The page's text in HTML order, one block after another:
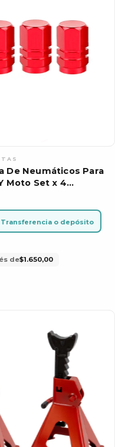
De Neumáticos Para
Moto Set x 4
Transferencia o depósito
de$1.650,00